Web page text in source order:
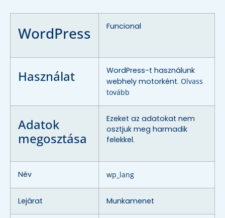
WordPress Funcional
Használat
WordPress-t használunk
webhely motorként. Olvass
tovább
Adatok
megosztása
Ezeket az adatokat nem
osztjuk meg harmadik
felekkel.
Név wp_lang
Lejárat Munkamenet